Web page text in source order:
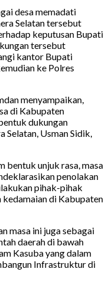
desa memadati
Selatan tersebut
keputusan Bupati
tersebut
kantor Bupati
ke Polres
menyampaikan,
di Kabupaten
dukungan
Selatan, Usman Sidik,
bentuk unjuk rasa, masa
penolakan
pihak-pihak
di Kabupaten
masa ini juga sebagai
daerah di bawah
Kasuba yang dalam
Infrastruktur di